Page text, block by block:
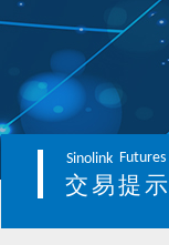
Sinolink Futures
交易提示